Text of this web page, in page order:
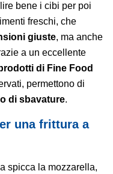
bene i cibi per poi
freschi, che
giuste, ma anche
a un eccellente
di Fine Food
permettono di
di sbavature.
una frittura a
spicca la mozzarella,